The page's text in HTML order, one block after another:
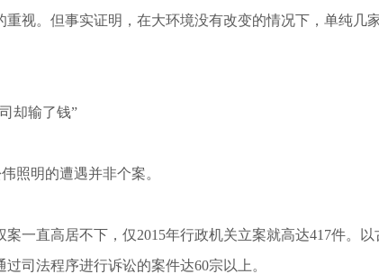
重视。但事实证明，在大环境没有改变的情况下，单纯几
却输了钱”
照明的遭遇并非个案。
一直高居不下，仅2015年行政机关立案就高达417件。
司法程序进行诉讼的案件达60宗以上。